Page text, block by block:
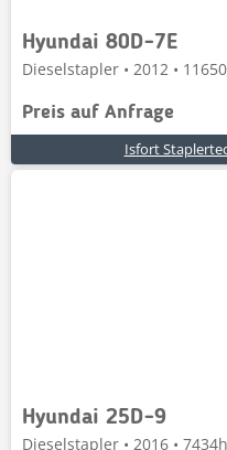
Hyundai 80D-7E
Dieselstapler • 2012 •
Preis auf Anfrage
Isfort
Hyundai 25D-9
Dieselstapler • 2016 •